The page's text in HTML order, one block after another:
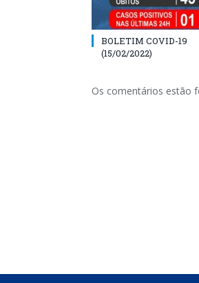
BOLETIM COVID-19
(15/02/2022)
Os comentários estão